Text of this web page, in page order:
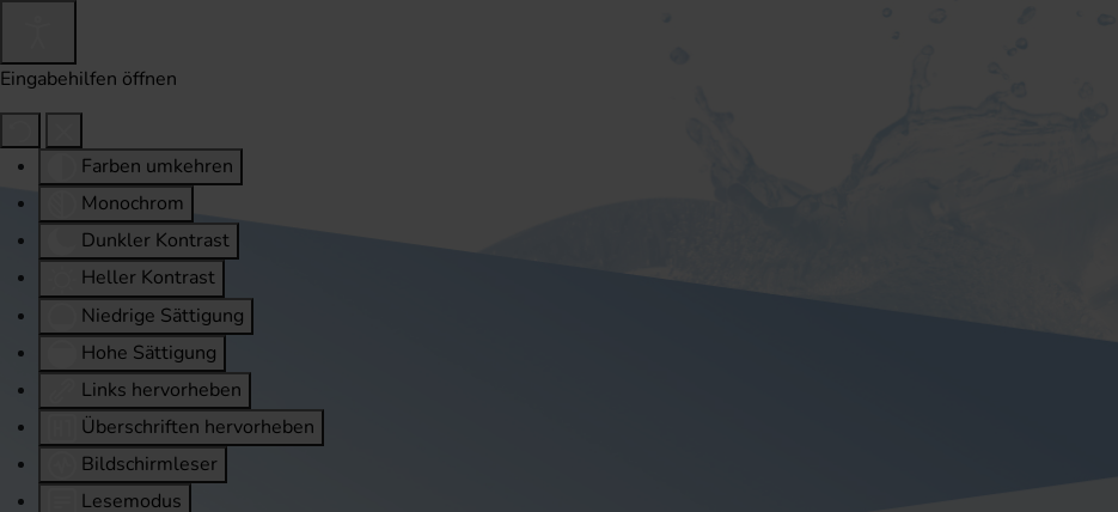
Eingabehilfen öffnen
Farben umkehren
Monochrom
Dunkler Kontrast
Heller Kontrast
Niedrige Sättigung
Hohe Sättigung
Links hervorheben
Überschriften hervorheben
Bildschirmleser
Lesemodus